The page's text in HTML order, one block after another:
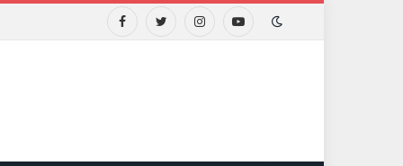
FacebookTwitterInstagramYouTube